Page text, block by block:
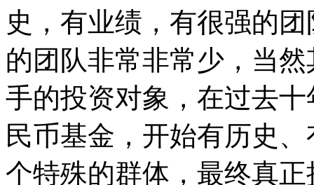
史，有业绩，有很强的
的团队非常非常少，当
手的投资对象，在过去十
民币基金，开始有历史
个特殊的群体，最终真